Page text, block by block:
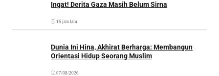
Ingat! Derita Gaza Masih Belum Sirna
16 jam lalu
Dunia Ini Hina, Akhirat Berharga: Membangun
Orientasi Hidup Seorang Muslim
07/08/2026